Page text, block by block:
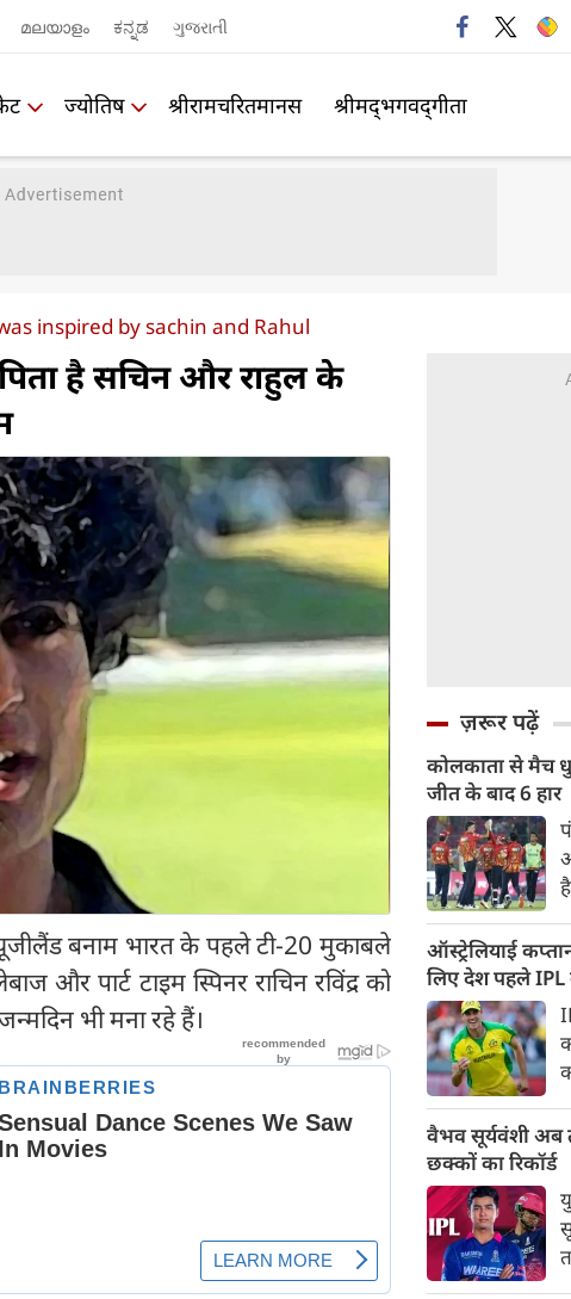
മലയാളം ಕನ್ನಡ ગુજરાતી
ज्योतिष श्रीरामचरितमानस श्रीमद्‍भगवद्‍गीता
inspired by sachin and Rahul
पिता है सचिन और राहुल के
बनाम भारत के पहले टी-20 मुकाबले
और पार्ट टाइम स्पिनर राचिन रविंद्र को
भी मना रहे हैं।
ज़रूर पढ़ें
कोलकाता से मैच
जीत के बाद 6 हार
ऑस्ट्रेलियाई
लिए देश पहले IPL
वैभव सूर्यवंशी अब
छक्कों का रिकॉर्ड